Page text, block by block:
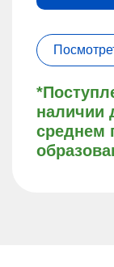
наличии
среднем